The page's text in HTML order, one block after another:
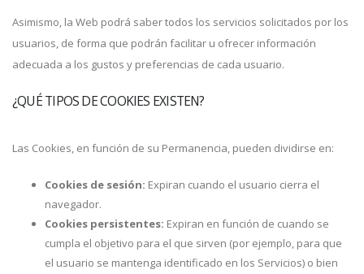
Asimismo, la Web podrá saber todos los servicios solicitados por los
usuarios, de forma que podrán facilitar u ofrecer información
adecuada a los gustos y preferencias de cada usuario.
¿QUÉ TIPOS DE COOKIES EXISTEN?
Las Cookies, en función de su Permanencia, pueden dividirse en:
Cookies de sesión: Expiran cuando el usuario cierra el
navegador.
Cookies persistentes: Expiran en función de cuando se
cumpla el objetivo para el que sirven (por ejemplo, para que
el usuario se mantenga identificado en los Servicios) o bien